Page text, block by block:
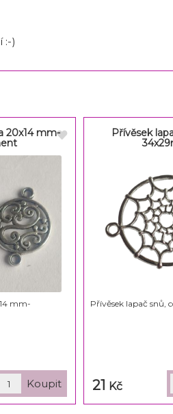
:-)
20x14 mm-
mm-
Přívěsek
Přívěsek lapač snů,
21 Kč